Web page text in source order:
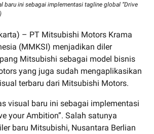
baru ini sebagai implementasi tagline global “Drive
– PT Mitsubishi Motors Krama
(MMKSI) menjadikan diler
Mitsubishi sebagai model bisnis
yang juga sudah mengaplikasikan
terbaru dari Mitsubishi Motors.
visual baru ini sebagai implementasi
your Ambition”. Salah satunya
baru Mitsubishi, Nusantara Berlian